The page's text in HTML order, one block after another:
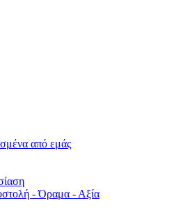
από εμάς
- Όραμα - Αξία